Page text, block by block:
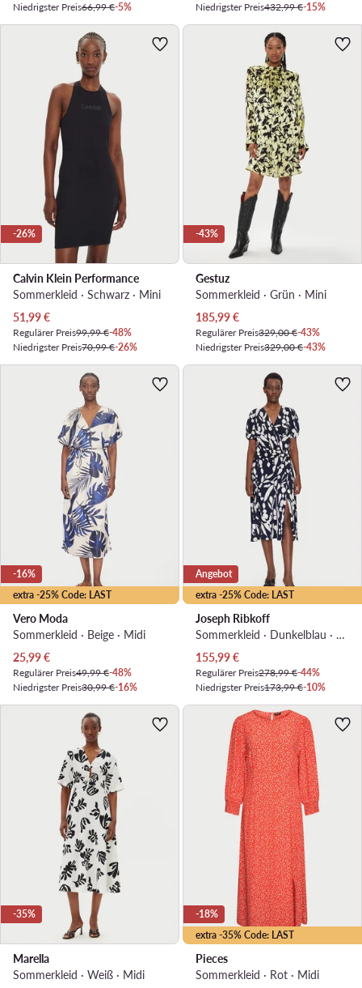
Niedrigster Preis66,99 €-5%
Niedrigster Preis432,99 €-15%
-26%
Calvin Klein Performance
Sommerkleid · Schwarz · Mini
Aktueller Preis
51,99€
Regulärer Preis99,99 €-48%
Niedrigster Preis70,99 €-26%
-43%
Gestuz
Sommerkleid · Grün · Mini
Aktueller Preis
185,99€
Regulärer Preis329,00 €-43%
Niedrigster Preis329,00 €-43%
extra -25% Code: LAST
-16%
Vero Moda
Sommerkleid · Beige · Midi
Aktueller Preis
25,99€
Regulärer Preis49,99 €-48%
Niedrigster Preis30,99 €-16%
extra -25% Code: LAST
Angebot
Joseph Ribkoff
Sommerkleid · Dunkelblau · Midi
Aktueller Preis
155,99€
Regulärer Preis278,99 €-44%
Niedrigster Preis173,99 €-10%
-35%
Marella
Sommerkleid · Weiß · Midi
extra -35% Code: LAST
-18%
Pieces
Sommerkleid · Rot · Midi